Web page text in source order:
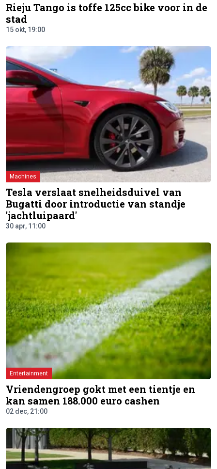
Rieju Tango is toffe 125cc bike voor in de
stad
15 okt, 19:00
Machines
Tesla verslaat snelheidsduivel van
Bugatti door introductie van standje
'jachtluipaard'
30 apr, 11:00
Entertainment
Vriendengroep gokt met een tientje en
kan samen 188.000 euro cashen
02 dec, 21:00